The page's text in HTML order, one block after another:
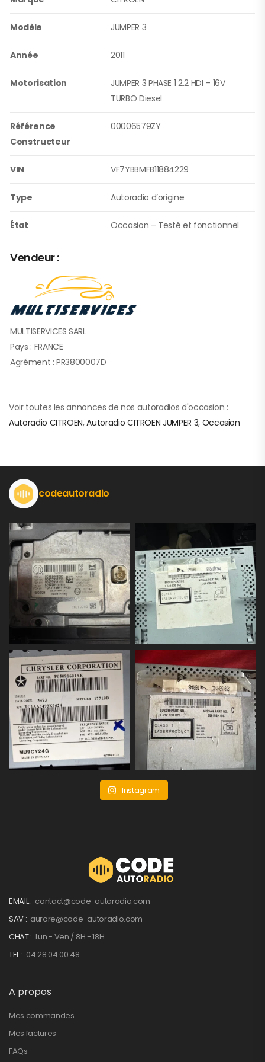
Modèle JUMPER 3
Année 2011
Motorisation
JUMPER 3 PHASE 1 2.2 HDI – 16V
TURBO Diesel
Référence
Constructeur
00006579ZY
VIN VF7YBBMFB11884229
Type Autoradio d’origine
État Occasion – Testé et fonctionnel
Vendeur :
MULTISERVICES SARL
Pays : FRANCE
Agrément : PR3800007D
Voir toutes les annonces de nos autoradios d'occasion :
Autoradio CITROEN,Autoradio CITROEN JUMPER 3, Occasion
codeautoradio
Instagram
EMAIL : contact@code-autoradio.com
SAV : aurore@code-autoradio.com
CHAT : Lun - Ven / 8H - 18H
TEL : 04 28 04 00 48
A propos
Mes commandes
Mes factures
FAQs